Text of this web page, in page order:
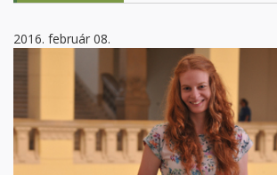
2016. február 08.